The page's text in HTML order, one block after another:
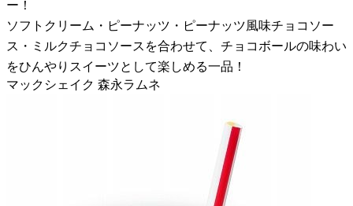
ー！
ソフトクリーム・ピーナッツ・ピーナッツ風味チョコソー
ス・ミルクチョコソースを合わせて、チョコボールの味わい
をひんやりスイーツとして楽しめる一品！
マックシェイク 森永ラムネ